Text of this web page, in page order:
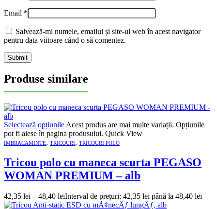
Email *
Salvează-mi numele, emailul și site-ul web în acest navigator
pentru data viitoare când o să comentez.
Produse similare
Selectează opțiunile Acest produs are mai multe variații. Opțiunile
pot fi alese în pagina produsului. Quick View
IMBRACAMINTE, TRICOURI, TRICOURI POLO
Tricou polo cu maneca scurta PEGASO
WOMAN PREMIUM – alb
42,35 lei – 48,40 leiInterval de prețuri: 42,35 lei până la 48,40 lei